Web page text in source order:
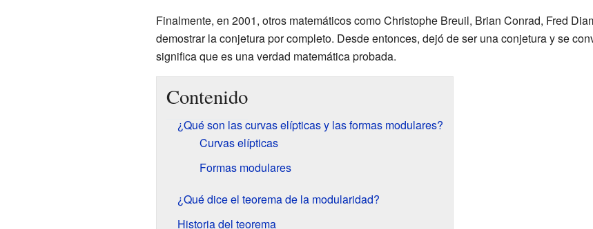
Finalmente, en 2001, otros matemáticos como Christophe Breuil, Brian Conrad, Fred
demostrar la conjetura por completo. Desde entonces, dejó de ser una conjetura y se
significa que es una verdad matemática probada.
Contenido
¿Qué son las curvas elípticas y las formas modulares?
Curvas elípticas
Formas modulares
¿Qué dice el teorema de la modularidad?
Historia del teorema